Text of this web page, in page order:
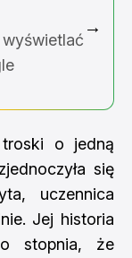
→
troski o jedną
się
uczennica
Jej historia
stopnia, że